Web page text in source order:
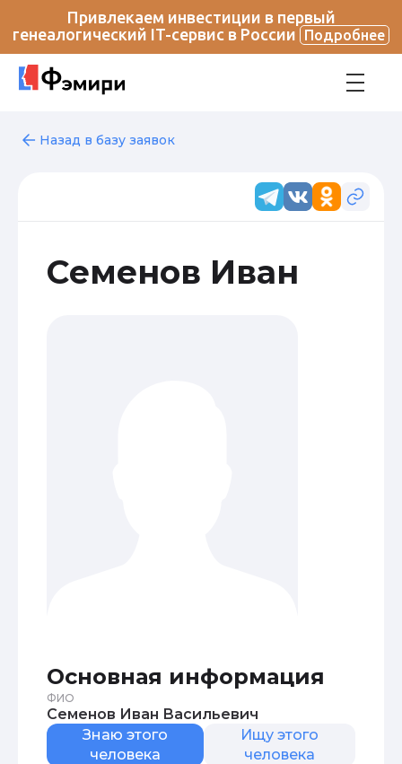
Привлекаем инвестиции в первый
генеалогический IT-сервис в России
Подробнее
Назад в базу заявок
Семенов Иван
Основная информация
ФИО
Семенов Иван Васильевич
Знаю этого
человека
Ищу этого
человека